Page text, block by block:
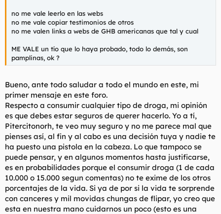
no me vale leerlo en las webs
no me vale copiar testimonios de otros
no me valen links a webs de GHB americanas que tal y cual
ME VALE un tío que lo haya probado, todo lo demás, son
pamplinas, ok ?
Bueno, ante todo saludar a todo el mundo en este, mi
primer mensaje en este foro.
Respecto a consumir cualquier tipo de droga, mi opinión
es que debes estar seguros de querer hacerlo. Yo a tí,
Pitercitonorh, te veo muy seguro y no me parece mal que
pienses así, al fin y al cabo es una decisión tuya y nadie te
ha puesto una pistola en la cabeza. Lo que tampoco se
puede pensar, y en algunos momentos hasta justificarse,
es en probabilidades porque el consumir droga (1 de cada
10.000 o 15.000 segun comentas) no te exime de los otros
porcentajes de la vida. Si ya de por si la vida te sorprende
con canceres y mil movidas chungas de flipar, yo creo que
esta en nuestra mano cuidarnos un poco (esto es una